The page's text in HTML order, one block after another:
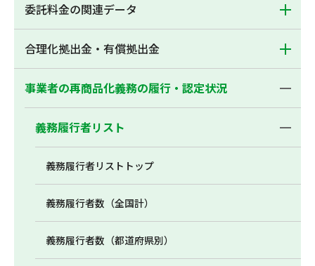
委託料金の関連データ
合理化拠出金・有償拠出金
事業者の再商品化義務の履行・認定状況
義務履行者リスト
義務履行者リストトップ
義務履行者数（全国計）
義務履行者数（都道府県別）